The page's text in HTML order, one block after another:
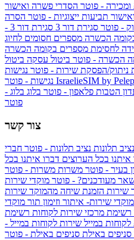
ומכירה - פוטר הסדרי פשרה ואישור
תביעות ייצוגיות - פוטר הסרה
- פוטר סגירת דור 3
סגירת דור 3 -
הכשרה מספרים חסומים לחיוג
לחסימת מספרים בקומה הכשרה
הכשרה - פוטר ביטול עסקה ביטול
ניתוק/הפסקת שירות - פוטר נגישות
IsraelieSIM by
הטבות פלאפון - פוטר בלוג בלוג -
פוטר
צור קשר
נציב תלונות נציב תלונות - פוטר חברי
איתנו בכל הערוצים דברו איתנו בכל
בעיר - פוטר משרות משרות - פוטר
מעודכנים? - פוטר מוקדי שירות
שירות הזמנת שיחה מהמוקד שירות
מוקדי שירות- איתור וזימון תור מוקדי
רשימת מרכזי שירות לקוחות רשימת
במייל שירות לקוחות במייל -
סניפים באילת סניפים באילת - פוטר